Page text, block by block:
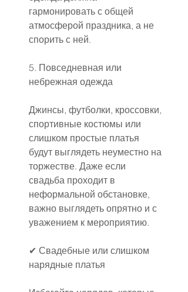
гармонировать с общей
атмосферой праздника, а не
спорить с ней.
5. Повседневная или
небрежная одежда
Джинсы, футболки, кроссовки,
спортивные костюмы или
слишком простые платья
будут выглядеть неуместно на
торжестве. Даже если
свадьба проходит в
неформальной обстановке,
важно выглядеть опрятно и с
уважением к мероприятию.
✔ Свадебные или слишком
нарядные платья